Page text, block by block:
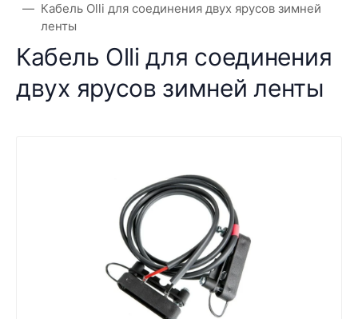
Кабель Olli для соединения двух ярусов зимней
ленты
Кабель Olli для соединения
двух ярусов зимней ленты